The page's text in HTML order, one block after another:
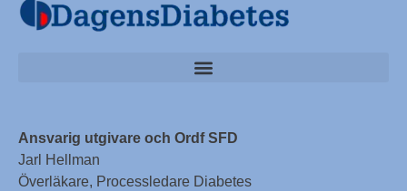
Ansvarig utgivare och Ordf SFD
Jarl Hellman
Överläkare, Processledare Diabetes